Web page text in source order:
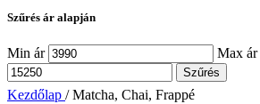
Szűrés ár alapján
Min ár Max ár
Szűrés
Kezdőlap / Matcha, Chai, Frappé